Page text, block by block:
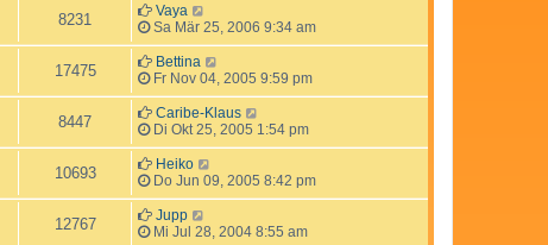
8231
Vaya
Sa Mär 25, 2006 9:34 am
17475
Bettina
Fr Nov 04, 2005 9:59 pm
8447
Caribe-Klaus
Di Okt 25, 2005 1:54 pm
10693
Heiko
Do Jun 09, 2005 8:42 pm
12767
Jupp
Mi Jul 28, 2004 8:55 am